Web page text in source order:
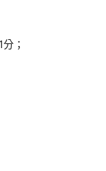
；